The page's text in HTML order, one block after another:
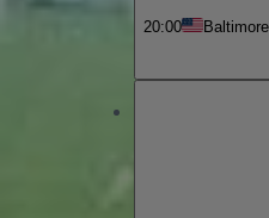
20:00